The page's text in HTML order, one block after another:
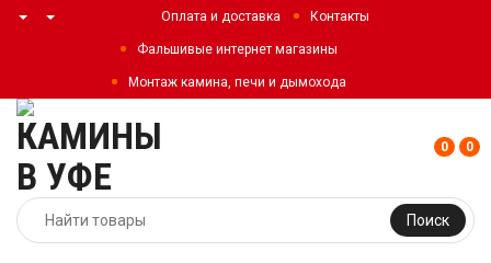
Оплата и доставка Контакты
Фальшивые интернет магазины
Монтаж камина, печи и дымохода
Поиск
0 0